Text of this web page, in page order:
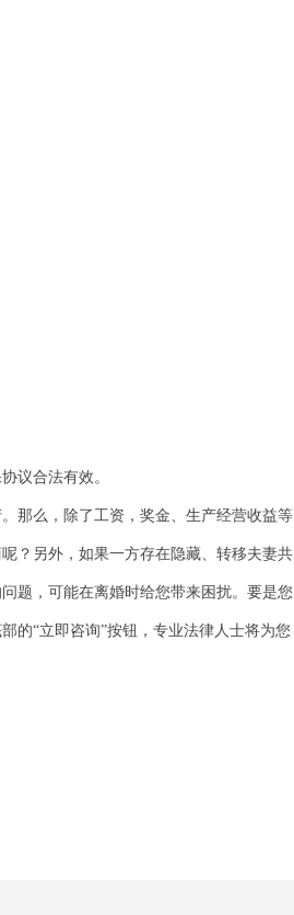
议合法有效。
那么，除了工资，奖金、生产经营收益等
？另外，如果一方存在隐藏、转移夫妻共
题，可能在离婚时给您带来困扰。要是您
的“立即咨询”按钮，专业法律人士将为您